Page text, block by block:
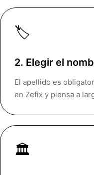
🏷️
2. Elegir el
El apellido es
en Zefix y piensa a
🏛️